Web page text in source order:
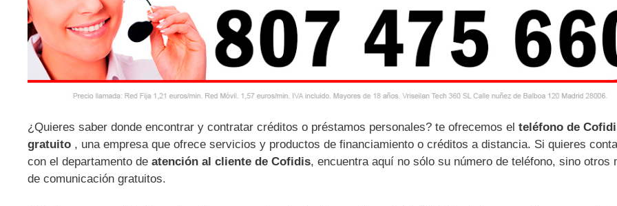
¿Quieres saber donde encontrar y contratar créditos o préstamos personales? te ofrecemos el teléfono de
gratuito , una empresa que ofrece servicios y productos de financiamiento o créditos a distancia. Si quieres
con el departamento de atención al cliente de Cofidis, encuentra aquí no sólo su número de teléfono, sino otros
de comunicación gratuitos.